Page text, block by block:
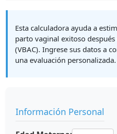
Esta calculadora ayuda a
parto vaginal exitoso
(VBAC). Ingrese sus datos a
una evaluación personalizada.
Información Personal